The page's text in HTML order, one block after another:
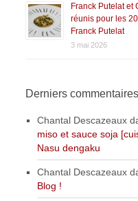
Franck Putelat et
réunis pour les
Franck Putelat
3 mai 2026
Derniers commentaires
Chantal Descazeaux
miso et sauce soja
Nasu dengaku
Chantal Descazeaux
Blog !